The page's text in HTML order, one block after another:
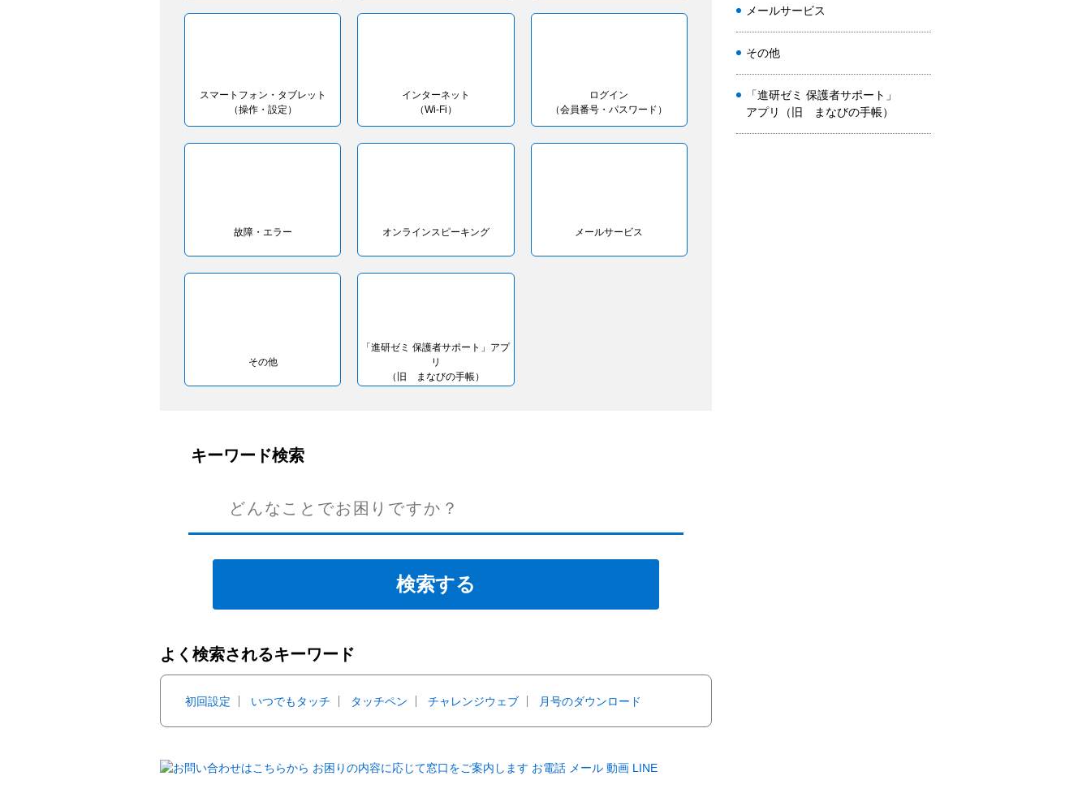
メールサービス
その他
「進研ゼミ 保護者サポート」
アプリ（旧 まなびの手帳）
スマートフォン・タブレット
（操作・設定）
インターネット
（Wi-Fi）
ログイン
（会員番号・パスワード）
故障・エラー オンラインスピーキング メールサービス
その他
「進研ゼミ 保護者サポート」アプ
リ
（旧 まなびの手帳）
キーワード検索
よく検索されるキーワード
初回設定 いつでもタッチ タッチペン チャレンジウェブ 月号のダウンロード